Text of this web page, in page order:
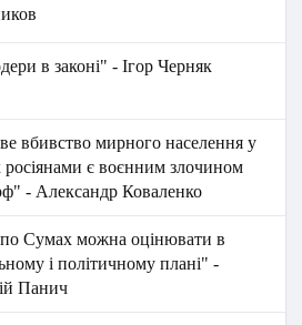
в законі" - Ігор Черняк
вбивство мирного населення у
є воєнним злочином
- Александр Коваленко
Сумах можна оцінювати в
і політичному плані" -
Панич